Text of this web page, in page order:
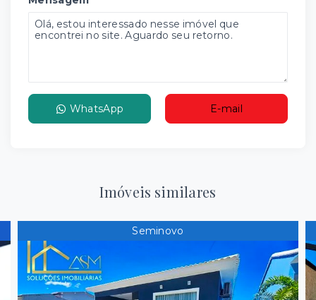
WhatsApp E-mail
Imóveis similares
Seminovo